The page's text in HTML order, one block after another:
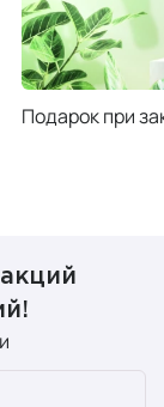
Подарок при